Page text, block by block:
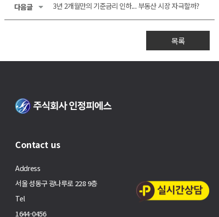
다음글 3년 2개월만의 기준금리 인하... 부동산 시장 자극할까?
목록
Contact us
Address
서울 성동구 광나루로 228 9층
Tel
1644-0456